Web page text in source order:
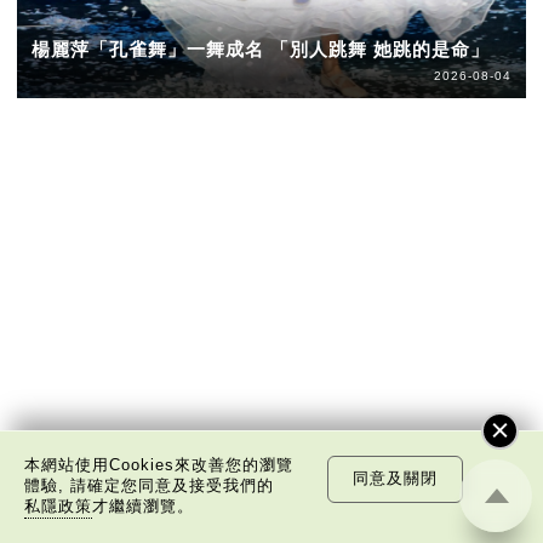
楊麗萍「孔雀舞」一舞成名 「別人跳舞 她跳的是命」
2026-08-04
本網站使用Cookies來改善您的瀏覽
體驗, 請確定您同意及接受我們的
私隱政策才繼續瀏覽。
同意及關閉